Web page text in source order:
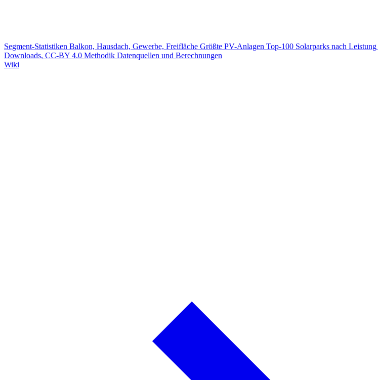
Segment-Statistiken Balkon, Hausdach, Gewerbe, Freifläche Größte PV-Anlagen Top-100 Solarparks nach Leistung
Downloads, CC-BY 4.0 Methodik Datenquellen und Berechnungen
Wiki